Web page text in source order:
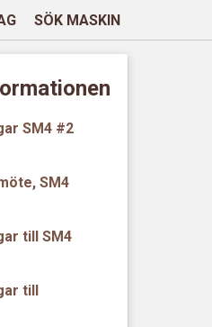
SÖK MASKIN
SM4 #2
SM4
till SM4
till